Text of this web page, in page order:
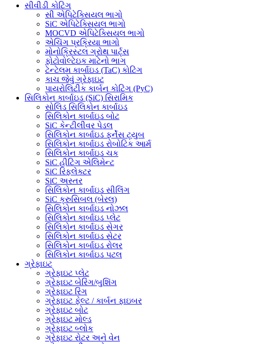
સીવીડી કોટિંગ
સી એપિટેક્સિયલ ભાગો
SiC એપિટેક્સિયલ ભાગો
MOCVD એપિટેક્સિયલ ભાગો
એચિંગ પ્રક્રિયા ભાગો
મોનોક્રિસ્ટલ ગ્રોથ પાર્ટ્સ
ફોટોવોલ્ટેઇક માટેનો ભાગ
ટેન્ટેલમ કાર્બાઇડ (TaC) કોટિંગ
કાચ જેવું ગ્રેફાઇટ
પાયરોલિટીક કાર્બન કોટિંગ (PyC)
સિલિકોન કાર્બાઇડ (SiC) સિરામિક
સોલિડ સિલિકોન કાર્બાઇડ
સિલિકોન કાર્બાઇડ બોટ
SiC કેન્ટીલીવર પેડલ
સિલિકોન કાર્બાઇડ ફર્નેસ ટ્યુબ
સિલિકોન કાર્બાઇડ રોબોટિક આર્મ
સિલિકોન કાર્બાઇડ ચક
SiC હીટિંગ એલિમેન્ટ
SiC રિફ્લેક્ટર
SiC અસ્તર
સિલિકોન કાર્બાઇડ સીલિંગ
SiC ક્રુસિબલ (બેરલ)
સિલિકોન કાર્બાઇડ નોઝલ
સિલિકોન કાર્બાઇડ પ્લેટ
સિલિકોન કાર્બાઇડ સેગર
સિલિકોન કાર્બાઇડ સેટર
સિલિકોન કાર્બાઇડ રોલર
સિલિકોન કાર્બાઇડ પટલ
ગ્રેફાઇટ
ગ્રેફાઇટ પ્લેટ
ગ્રેફાઇટ બેરિંગ/બુશિંગ
ગ્રેફાઇટ રિંગ
ગ્રેફાઇટ ફેલ્ટ / કાર્બન ફાઇબર
ગ્રેફાઇટ બોટ
ગ્રેફાઇટ મોલ્ડ
ગ્રેફાઇટ બ્લોક
ગ્રેફાઇટ રોટર અને વેન